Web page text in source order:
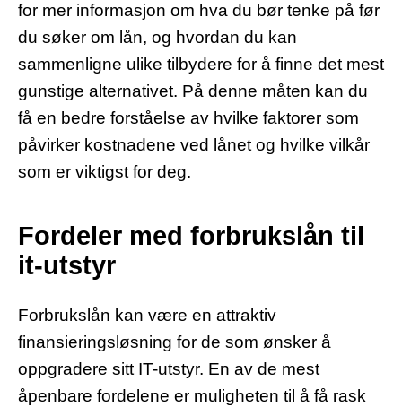
for mer informasjon om hva du bør tenke på før
du søker om lån, og hvordan du kan
sammenligne ulike tilbydere for å finne det mest
gunstige alternativet. På denne måten kan du
få en bedre forståelse av hvilke faktorer som
påvirker kostnadene ved lånet og hvilke vilkår
som er viktigst for deg.
Fordeler med forbrukslån til
it-utstyr
Forbrukslån kan være en attraktiv
finansieringsløsning for de som ønsker å
oppgradere sitt IT-utstyr. En av de mest
åpenbare fordelene er muligheten til å få rask